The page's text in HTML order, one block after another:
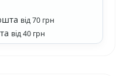
від 70 грн
від 40 грн